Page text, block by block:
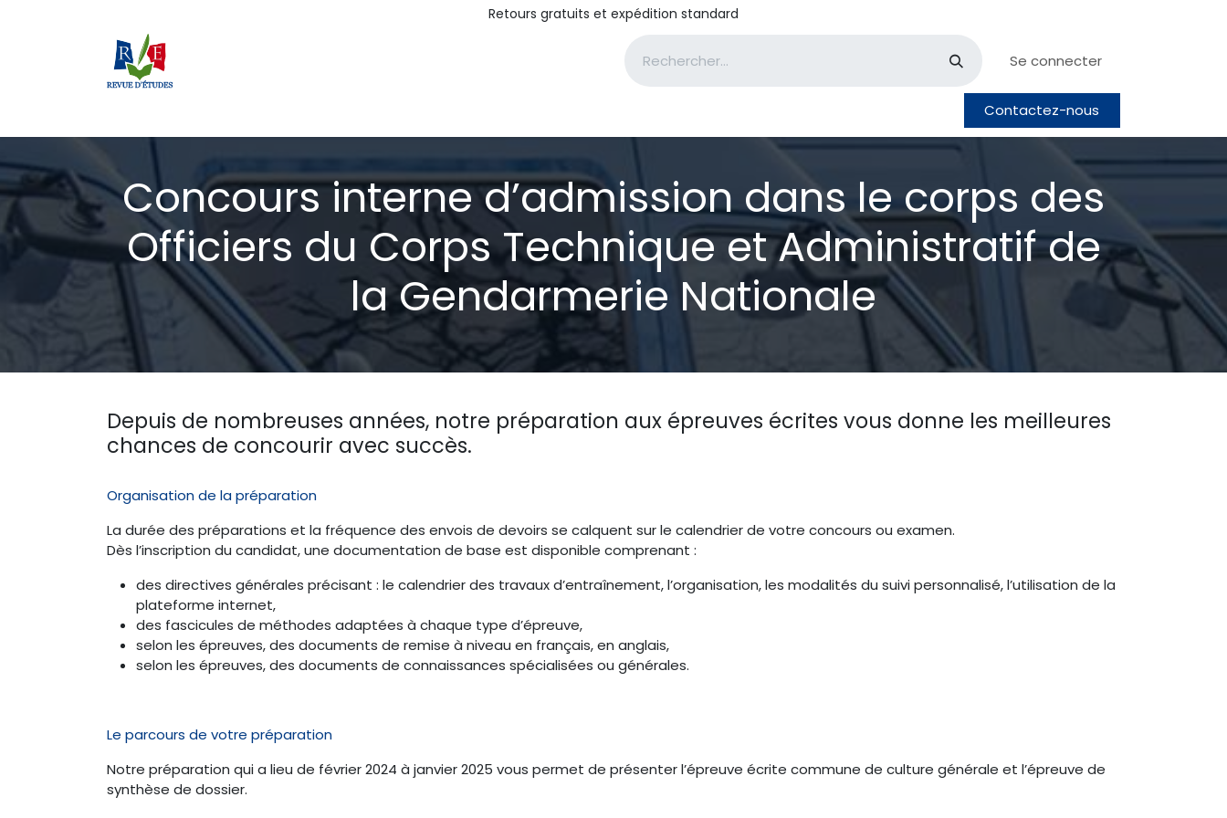
Retours gratuits et expédition standard
Se connecter
Contactez-nous
Concours interne d’admission dans le corps des
Officiers du Corps Technique et Administratif de
la Gendarmerie Nationale
Depuis de nombreuses années, notre préparation aux épreuves écrites vous donne les meilleures
chances de concourir avec succès.
Organisation de la préparation
La durée des préparations et la fréquence des envois de devoirs se calquent sur le calendrier de votre concours ou examen.
Dès l’inscription du candidat, une documentation de base est disponible comprenant :
des directives générales précisant : le calendrier des travaux d’entraînement, l’organisation, les modalités du suivi personnalisé, l’utilisation de la
plateforme internet,
des fascicules de méthodes adaptées à chaque type d’épreuve,
selon les épreuves, des documents de remise à niveau en français, en anglais,
selon les épreuves, des documents de connaissances spécialisées ou générales.
Le parcours de votre préparation
Notre préparation qui a lieu de février 2024 à janvier 2025 vous permet de présenter l’épreuve écrite commune de culture générale et l’épreuve de
synthèse de dossier.